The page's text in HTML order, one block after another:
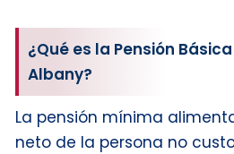
¿Qué es la Pensión
Albany?
La pensión mínima
neto de la persona no